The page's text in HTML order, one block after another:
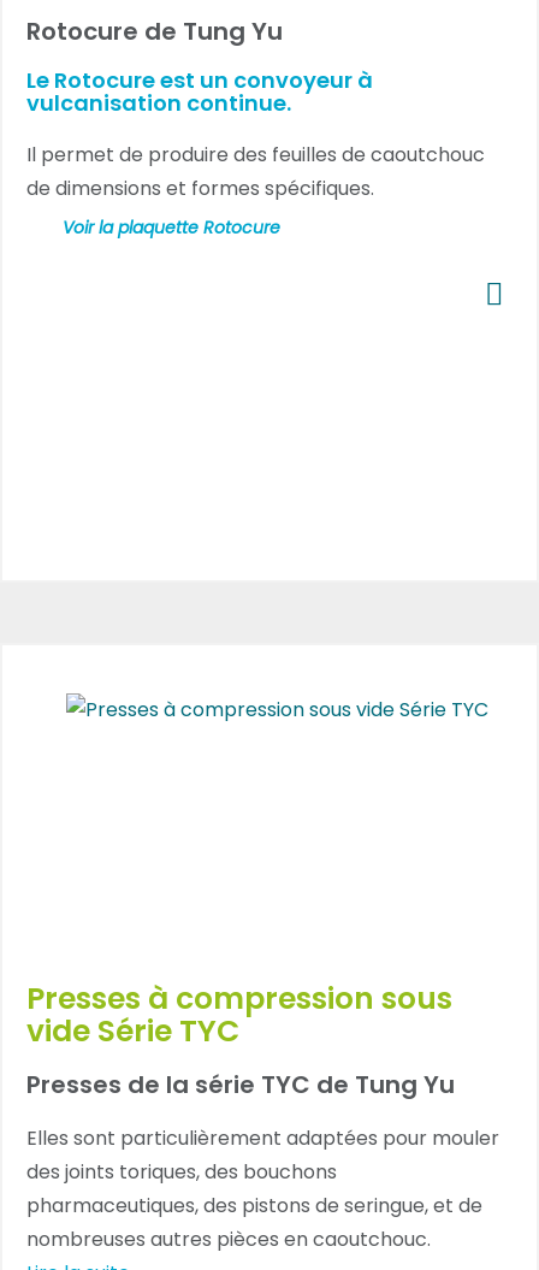
Rotocure de Tung Yu
Le Rotocure est un convoyeur à
vulcanisation continue.
Il permet de produire des feuilles de caoutchouc
de dimensions et formes spécifiques.
Voir la plaquette Rotocure
Presses à compression sous
vide Série TYC
Presses de la série TYC de Tung Yu
Elles sont particulièrement adaptées pour mouler
des joints toriques, des bouchons
pharmaceutiques, des pistons de seringue, et de
nombreuses autres pièces en caoutchouc.